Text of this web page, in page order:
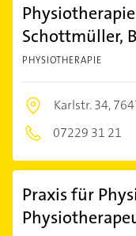
Schottmüller,
PHYSIOTHERAPIE
Karlstr. 34,
07229 31 21
Praxis für